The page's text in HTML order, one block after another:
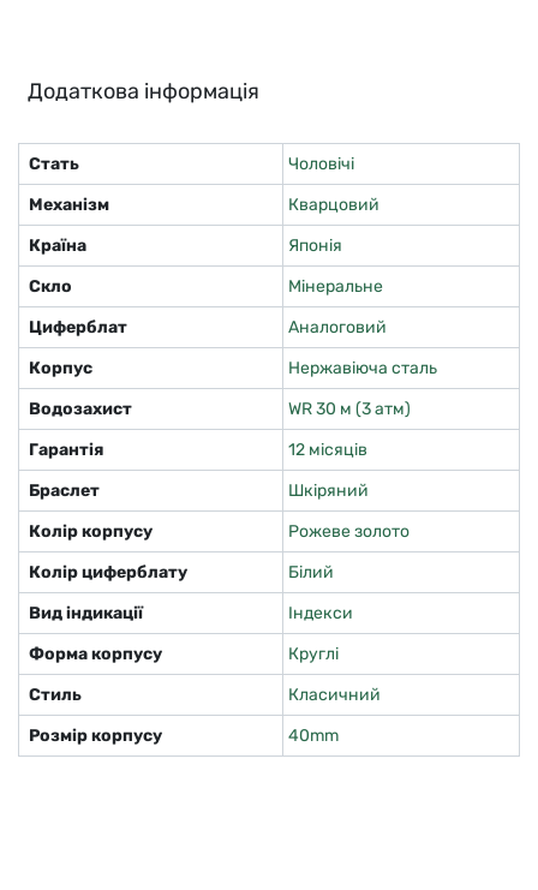
Додаткова інформація
Стать
Чоловічі
Механізм
Кварцовий
Країна
Японія
Скло
Мінеральне
Циферблат
Аналоговий
Корпус
Нержавіюча сталь
Водозахист
WR 30 м (3 атм)
Гарантія
12 місяців
Браслет
Шкіряний
Колір корпусу
Рожеве золото
Колір циферблату
Білий
Вид індикації
Індекси
Форма корпусу
Круглі
Стиль
Класичний
Розмір корпусу
40mm